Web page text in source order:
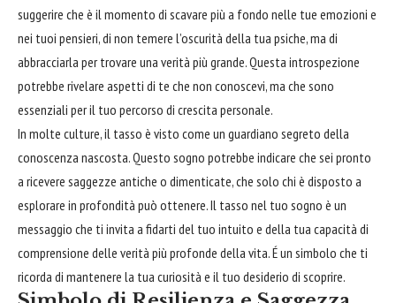
suggerire che è il momento di scavare più a fondo nelle tue emozioni e
nei tuoi pensieri, di non temere l’oscurità della tua psiche, ma di
abbracciarla per trovare una verità più grande. Questa introspezione
potrebbe rivelare aspetti di te che non conoscevi, ma che sono
essenziali per il tuo percorso di crescita personale.
In molte culture, il tasso è visto come un guardiano segreto della
conoscenza nascosta. Questo sogno potrebbe indicare che sei pronto
a ricevere saggezze antiche o dimenticate, che solo chi è disposto a
esplorare in profondità può ottenere. Il tasso nel tuo sogno è un
messaggio che ti invita a fidarti del tuo intuito e della tua capacità di
comprensione delle verità più profonde della vita. É un simbolo che ti
ricorda di mantenere la tua curiosità e il tuo desiderio di scoprire.